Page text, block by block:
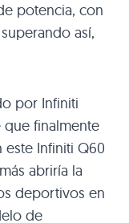
potencia, con
así,
por Infiniti
finalmente
este Infiniti Q60
abriría la
deportivos en
de